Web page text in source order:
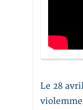
Le 28